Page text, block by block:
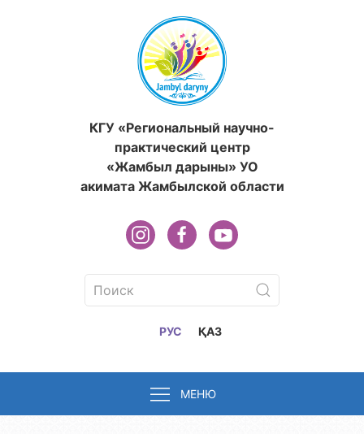
КГУ «Региональный научно-
практический центр
«Жамбыл дарыны» УО
акимата Жамбылской области
РУС ҚАЗ
МЕНЮ